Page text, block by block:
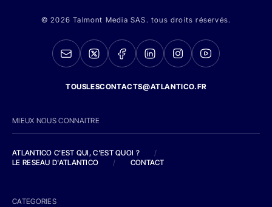
© 2026 Talmont Media SAS. tous droits réservés.
TOUSLESCONTACTS@ATLANTICO.FR
MIEUX NOUS CONNAITRE
ATLANTICO C'EST QUI, C'EST QUOI ?
/
LE RESEAU D'ATLANTICO
/ CONTACT
CATEGORIES